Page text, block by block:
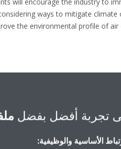
ways to mitigate
the environmental profile of
تجربة أفضل بفضل
الأساسية والوظيفية: